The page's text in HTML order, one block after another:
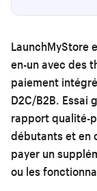
LaunchMyStore
en-un avec des
paiement
D2C/B2B. Essai
rapport qualité-
débutants et en
payer un
ou les